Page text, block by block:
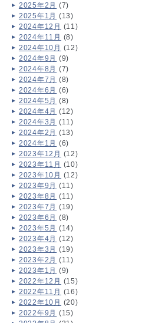
2025年2月 (7)
2025年1月 (13)
2024年12月 (11)
2024年11月 (8)
2024年10月 (12)
2024年9月 (9)
2024年8月 (7)
2024年7月 (8)
2024年6月 (6)
2024年5月 (8)
2024年4月 (12)
2024年3月 (11)
2024年2月 (13)
2024年1月 (6)
2023年12月 (12)
2023年11月 (10)
2023年10月 (12)
2023年9月 (11)
2023年8月 (11)
2023年7月 (19)
2023年6月 (8)
2023年5月 (14)
2023年4月 (12)
2023年3月 (19)
2023年2月 (11)
2023年1月 (9)
2022年12月 (15)
2022年11月 (16)
2022年10月 (20)
2022年9月 (15)